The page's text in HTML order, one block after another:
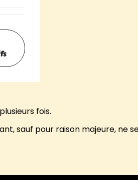
fois.
sauf pour raison majeure, ne